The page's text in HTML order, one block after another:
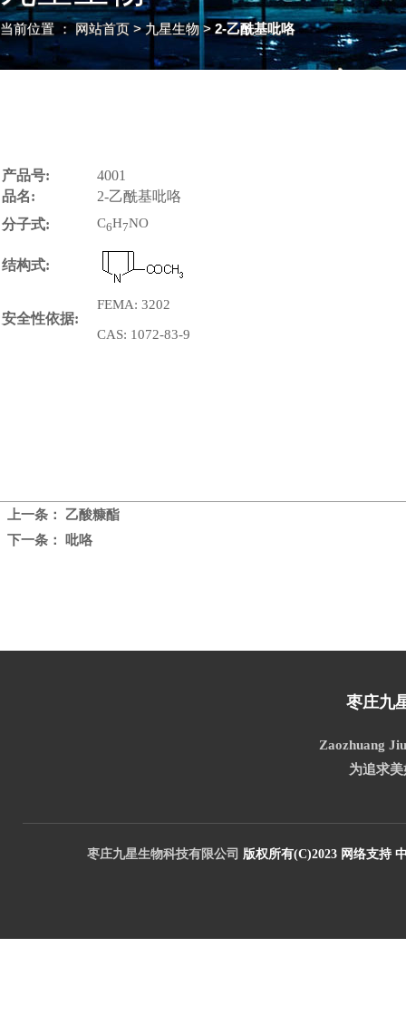
当前位置 ：网站首页 > 九星生物 > 2-乙酰基吡咯
产品号:
4001
品名:
2-乙酰基吡咯
分子式:
C6H7NO
结构式:
安全性依据:
FEMA: 3202
CAS: 1072-83-9
上一条： 乙酸糠酯
下一条：
吡咯
枣庄九
Zaozhuang
为追求
枣庄九星生物科技有限公司 版权所有(C)2023 网络支持